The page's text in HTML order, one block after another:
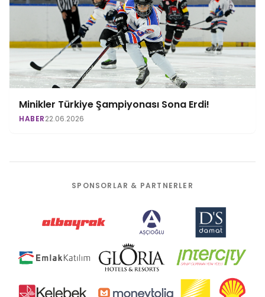
Minikler Türkiye Şampiyonası Sona Erdi!
HABER22.06.2026
SPONSORLAR & PARTNERLER